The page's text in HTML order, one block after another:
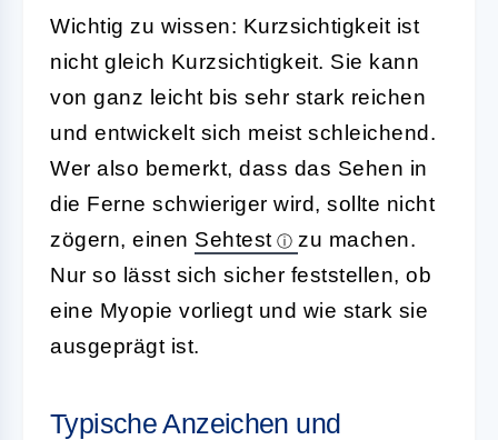
Wichtig zu wissen: Kurzsichtigkeit ist
nicht gleich Kurzsichtigkeit. Sie kann
von ganz leicht bis sehr stark reichen
und entwickelt sich meist schleichend.
Wer also bemerkt, dass das Sehen in
die Ferne schwieriger wird, sollte nicht
zögern, einen Sehtest
zu machen.
Nur so lässt sich sicher feststellen, ob
eine Myopie vorliegt und wie stark sie
ausgeprägt ist.
Typische Anzeichen und